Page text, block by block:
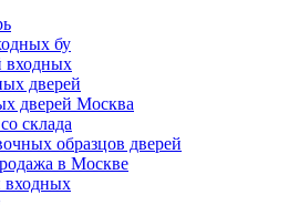
бу
входных
дверей
дверей Москва
склада
образцов дверей
в Москве
входных